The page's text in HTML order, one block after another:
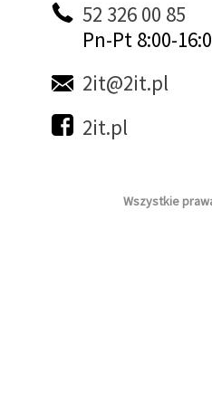
52 326 00 85
Pn-Pt 8:00-
2it@2it.pl
2it.pl
Wszystkie